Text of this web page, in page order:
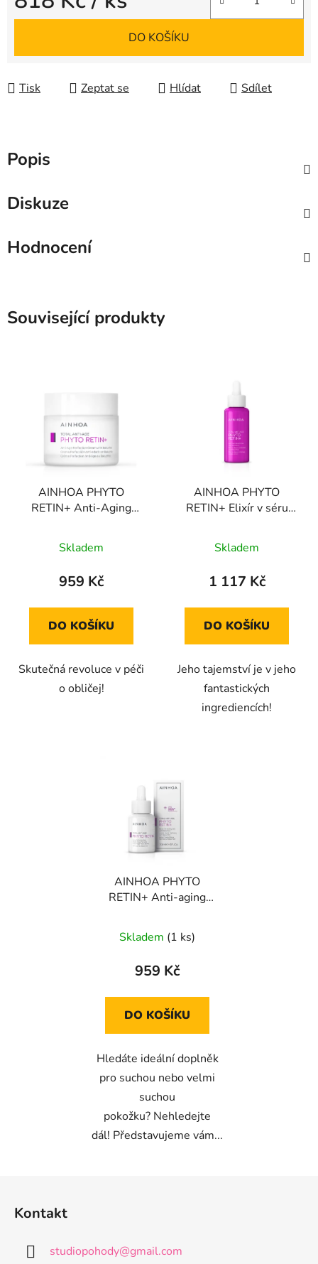
Měrná cena:
DO KOŠÍKU
Tisk Zeptat se Hlídat Sdílet
Popis
Diskuze
Hodnocení
Související produkty
AINHOA PHYTO
RETIN+ Anti-Aging
bakuchiolem 50 ml
Skladem
959 Kč
DO KOŠÍKU
Skutečná revoluce v péči
o obličej!
AINHOA PHYTO
RETIN+ Elixír v séru
Bakuchiolem 50 ml
Skladem
1 117 Kč
DO KOŠÍKU
Jeho tajemství je v jeho
fantastických
ingrediencích!
AINHOA PHYTO
RETIN+ Anti-aging
pleť s bakuchiolem 30
ml
Skladem (1 ks)
959 Kč
DO KOŠÍKU
Hledáte ideální doplněk
pro suchou nebo velmi
suchou
pokožku? Nehledejte
dál! Představujeme vám...
Kontakt
studiopohody@gmail.com